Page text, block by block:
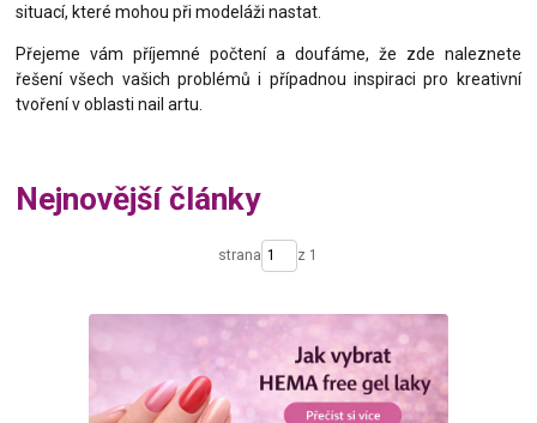
situací, které mohou při modeláži nastat.
Přejeme vám příjemné počtení a doufáme, že zde naleznete
řešení všech vašich problémů i případnou inspiraci pro kreativní
tvoření v oblasti nail artu.
Nejnovější články
strana z 1